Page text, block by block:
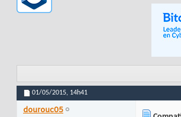
01/05/2015, 14h41
dourouc05